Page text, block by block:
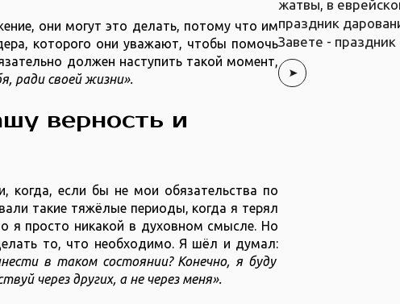
они могут это делать, потому что им
которого они уважают, чтобы помочь
должен наступить такой момент,
ради своей жизни».
верность и
когда, если бы не мои обязательства по
такие тяжёлые периоды, когда я терял
я просто никакой в духовном смысле. Но
то, что необходимо. Я шёл и думал:
в таком состоянии? Конечно, я буду
через других, а не через меня».
жатвы, в
праздник
Завете -